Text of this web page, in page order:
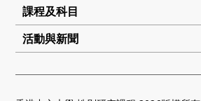
課程及科目
活動與新聞